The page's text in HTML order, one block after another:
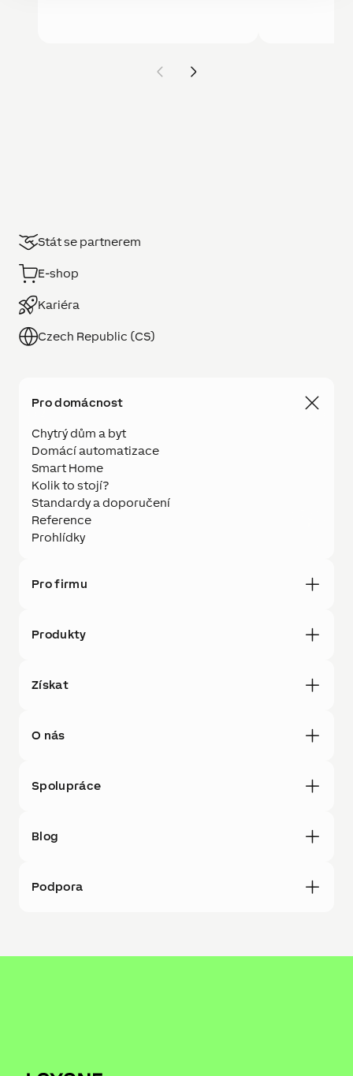
Stát se partnerem
E-shop
Kariéra
Czech Republic (CS)
Pro domácnost
Chytrý dům a byt
Domácí automatizace
Smart Home
Kolik to stojí?
Standardy a doporučení
Reference
Prohlídky
Pro firmu
Produkty
Získat
O nás
Spolupráce
Blog
Podpora